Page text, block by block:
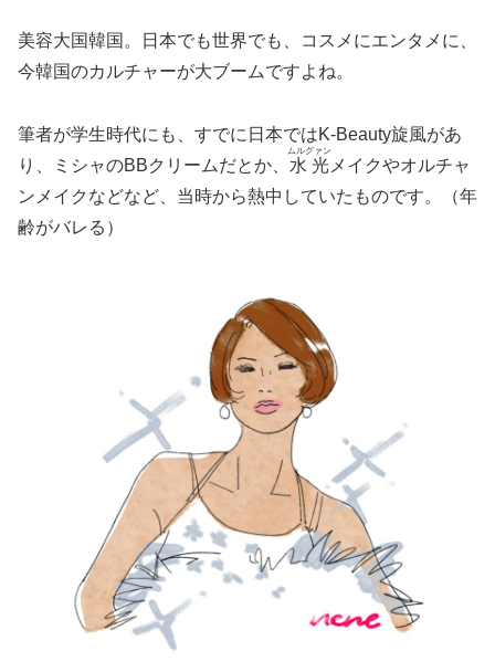
美容大国韓国。日本でも世界でも、コスメにエンタメに、
今韓国のカルチャーが大ブームですよね。
筆者が学生時代にも、すでに日本ではK-Beauty旋風があ
り、ミシャのBBクリームだとか、 水光
ムルグァン
メイクやオルチャ
ンメイクなどなど、当時から熱中していたものです。（年
齢がバレる）